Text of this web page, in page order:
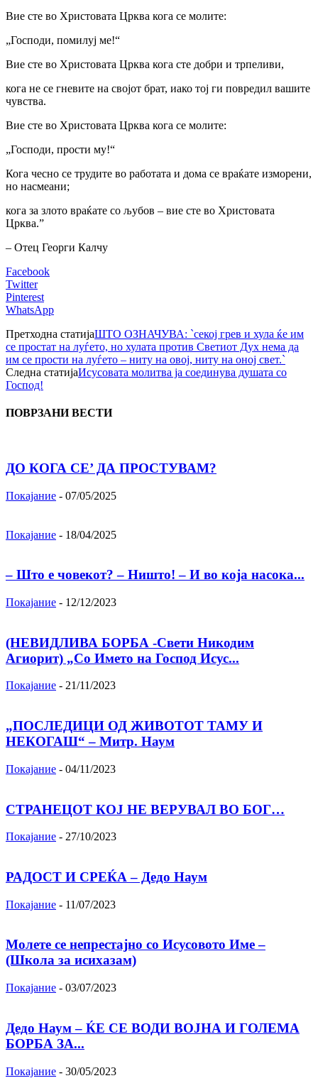
Вие сте во Христовата Црква кога се молите:
„Господи, помилуј ме!“
Вие сте во Христовата Црква кога сте добри и трпеливи,
кога не се гневите на својот брат, иако тој ги повредил вашите
чувства.
Вие сте во Христовата Црква кога се молите:
„Господи, прости му!“
Кога чесно се трудите во работата и дома се враќате изморени,
но насмеани;
кога за злото враќате со љубов – вие сте во Христовата
Црква.”
– Отец Георги Калчу
Facebook
Twitter
Pinterest
WhatsApp
Претходна статијаШТО ОЗНАЧУВА: `секој грев и хула ќе им
се простат на луѓето, но хулата против Светиот Дух нема да
им се прости на луѓето – ниту на овој, ниту на оној свет.`
Следна статијаИсусовата молитва ја соединува душата со
Господ!
ПОВРЗАНИ ВЕСТИ
ДО КОГА СЕ’ ДА ПРОСТУВАМ?
Покајание - 07/05/2025
Покајание - 18/04/2025
– Што е човекот? – Ништо! – И во која насока...
Покајание - 12/12/2023
(НЕВИДЛИВА БОРБА -Свети Никодим
Агиорит) „Со Името на Господ Исус...
Покајание - 21/11/2023
„ПОСЛЕДИЦИ ОД ЖИВОТОТ ТАМУ И
НЕКОГАШ“ – Митр. Наум
Покајание - 04/11/2023
СТРАНЕЦОТ КОЈ НЕ ВЕРУВАЛ ВО БОГ…
Покајание - 27/10/2023
РАДОСТ И СРЕЌА – Дедо Наум
Покајание - 11/07/2023
Молете се непрестајно со Исусовото Име –
(Школа за исихазам)
Покајание - 03/07/2023
Дедо Наум – ЌЕ СЕ ВОДИ ВОЈНА И ГОЛЕМА
БОРБА ЗА...
Покајание - 30/05/2023